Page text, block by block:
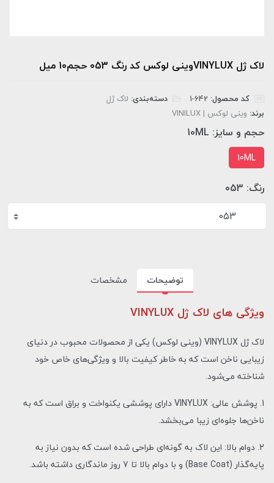
لاک ژل VINYLUXوینی لوکس کد رنگ 053 حجم10 میل
کد محصول: دسته‌بندی: لاک ژل
برند: وینی لوکس | VINILUX
حجم و سایز: 10ML
10ML
رنگ: 053
053
توضیحات مشخصات
ویژگی های لاک ژل VINYLUX
لاک ژل VINYLUX (وینی لوکس) یکی از محصولات محبوب در دنیای
زیبایی ناخن است که به خاطر کیفیت بالا و ویژگی‌های خاص خود
شناخته می‌شود.
1. پوشش عالی: VINYLUX دارای پوششی یکنواخت و براق است که به
ناخن‌ها جلوه‌ای زیبا می‌بخشد.
2. دوام بالا: این لاک به گونه‌ای طراحی شده است که بدون نیاز به
پایه‌گذار (Base Coat) و با دوام بالا تا 7 روز ماندگاری داشته باشد.